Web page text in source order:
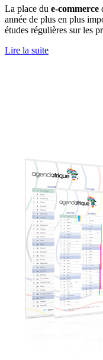
La place du e-commerce
année de plus en plus
études régulières sur les
Lire la suite